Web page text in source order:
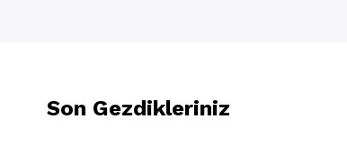
Son Gezdikleriniz